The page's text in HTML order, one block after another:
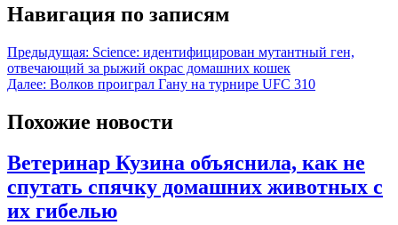
Навигация по записям
Предыдущая: Science: идентифицирован мутантный ген,
отвечающий за рыжий окрас домашних кошек
Далее: Волков проиграл Гану на турнире UFC 310
Похожие новости
Ветеринар Кузина объяснила, как не
спутать спячку домашних животных с
их гибелью